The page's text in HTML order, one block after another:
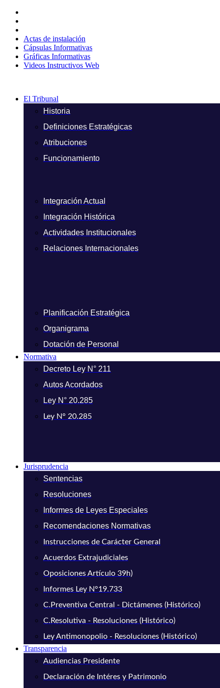
contenido
Actas de instalación
Cápsulas Informativas
Gráficas Informativas
Videos Instructivos Web
El Tribunal
Historia
Definiciones Estratégicas
Atribuciones
Funcionamiento
Integración Actual
Integración Histórica
Actividades Institucionales
Relaciones Internacionales
Planificación Estratégica
Organigrama
Dotación de Personal
Normativa
Decreto Ley N° 211
Autos Acordados
Ley N° 20.285
Ley N° 20.285
Jurisprudencia
Sentencias
Resoluciones
Informes de Leyes Especiales
Recomendaciones Normativas
Instrucciones de Carácter General
Acuerdos Extrajudiciales
Oposiciones Artículo 39h)
Informes Ley N°19.733
C.Preventiva Central - Dictámenes (Histórico)
C.Resolutiva - Resoluciones (Histórico)
Ley Antimonopolio - Resoluciones (Histórico)
Transparencia
Audiencias Presidente
Declaración de Intéres y Patrimonio